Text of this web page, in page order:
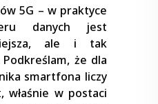
5G – w praktyce
danych jest
ale i tak
że dla
smartfona liczy
właśnie w postaci